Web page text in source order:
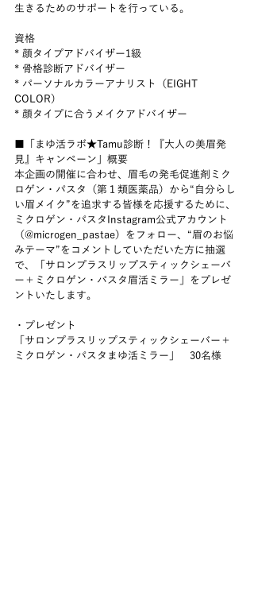
生きるためのサポートを行っている。
資格
* 顔タイプアドバイザー1級
* 骨格診断アドバイザー
* パーソナルカラーアナリスト（EIGHT
COLOR）
* 顔タイプに合うメイクアドバイザー
■「まゆ活ラボ★Tamu診断！『大人の美眉発
見』キャンペーン」概要
本企画の開催に合わせ、眉毛の発毛促進剤ミク
ロゲン・パスタ（第１類医薬品）から“自分らし
い眉メイク”を追求する皆様を応援するために、
ミクロゲン・パスタInstagram公式アカウント
（@microgen_pastae）をフォロー、“眉のお悩
みテーマ”をコメントしていただいた方に抽選
で、「サロンプラスリップスティックシェーバ
ー＋ミクロゲン・パスタ眉活ミラー」をプレゼ
ントいたします。
・プレゼント
「サロンプラスリップスティックシェーバー＋
ミクロゲン・パスタまゆ活ミラー」　30名様